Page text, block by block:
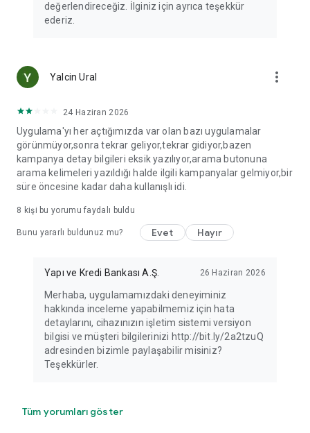
değerlendireceğiz. İlginiz için ayrıca teşekkür
ederiz.
Yalcin Ural more_vert
24 Haziran 2026
Uygulama'yı her açtığımızda var olan bazı uygulamalar
görünmüyor,sonra tekrar geliyor,tekrar gidiyor,bazen
kampanya detay bilgileri eksik yazılıyor,arama butonuna
arama kelimeleri yazıldığı halde ilgili kampanyalar gelmiyor,bir
süre öncesine kadar daha kullanışlı idi.
8 kişi bu yorumu faydalı buldu
Bunu yararlı buldunuz mu? Evet Hayır
Yapı ve Kredi Bankası A.Ş. 26 Haziran 2026
Merhaba, uygulamamızdaki deneyiminiz
hakkında inceleme yapabilmemiz için hata
detaylarını, cihazınızın işletim sistemi versiyon
bilgisi ve müşteri bilgilerinizi http://bit.ly/2a2tzuQ
adresinden bizimle paylaşabilir misiniz?
Teşekkürler.
Tüm yorumları göster